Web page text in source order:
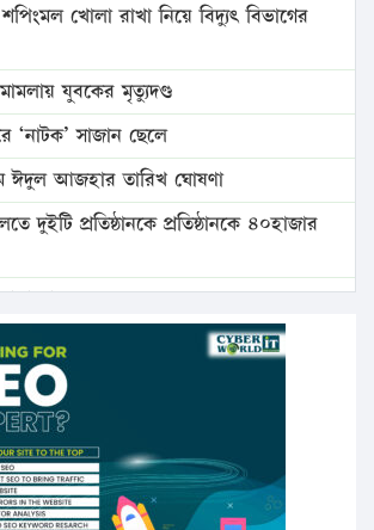
খোলা রাখা নিয়ে বিদ্যুৎ বিভাগের
যুবকের মৃত্যুদণ্ড
‘নাটক’ সাজান ছেলে
আজহার তারিখ ঘোষণা
দুইটি প্রতিষ্ঠানকে প্রতিষ্ঠানকে ৪০হাজার
বাড়ল
বিদ্যুতের দাম বাড়ানোর প্রস্তাব পিডিবির
২৫ মে ফেনী সফরে যাবেন প্রধানমন্ত্রী
অর্জন: পূর্ণ স্কলারশিপে যুক্তরাষ্ট্রে
কুয়েটের কৃতি…
১৪ জনের প্রাণহানি